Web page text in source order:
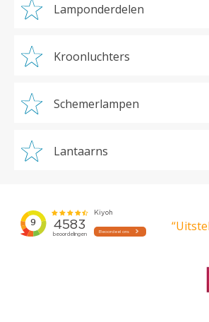
Lamponderdelen
Kroonluchters
Schemerlampen
Lantaarns